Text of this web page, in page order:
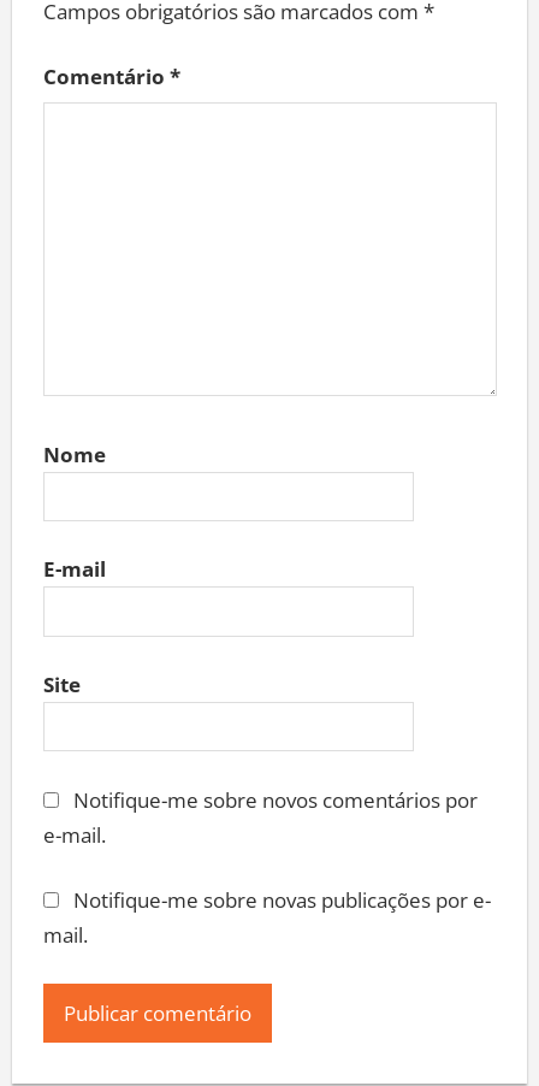
Campos obrigatórios são marcados com *
Comentário *
Nome
E-mail
Site
Notifique-me sobre novos comentários por
e-mail.
Notifique-me sobre novas publicações por e-
mail.